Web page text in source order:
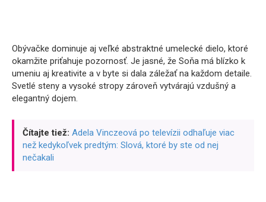
Obývačke dominuje aj veľké abstraktné umelecké dielo, ktoré
okamžite priťahuje pozornosť. Je jasné, že Soňa má blízko k
umeniu aj kreativite a v byte si dala záležať na každom detaile.
Svetlé steny a vysoké stropy zároveň vytvárajú vzdušný a
elegantný dojem.
Čítajte tiež: Adela Vinczeová po televízii odhaľuje viac
než kedykoľvek predtým: Slová, ktoré by ste od nej
nečakali